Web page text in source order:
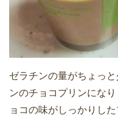
ゼラチンの量がちょっ
ンのチョコプリンにな
ョコの味がしっかりし